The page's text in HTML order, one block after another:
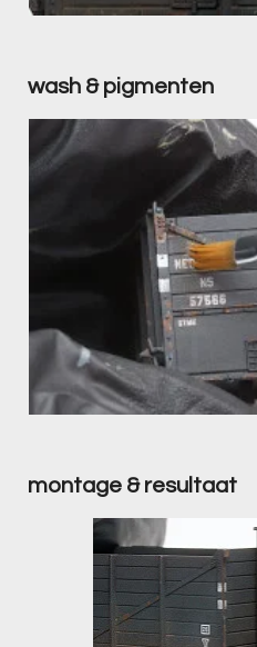
wash & pigmenten
montage & resultaat